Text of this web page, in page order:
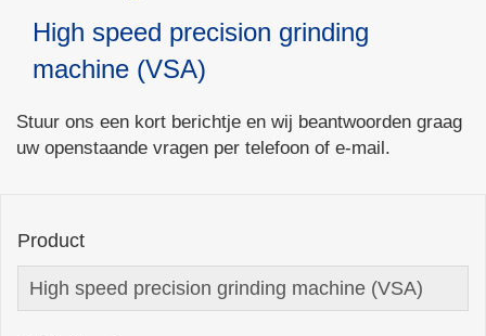
High speed precision grinding
machine (VSA)
Stuur ons een kort berichtje en wij beantwoorden graag
uw openstaande vragen per telefoon of e-mail.
Product